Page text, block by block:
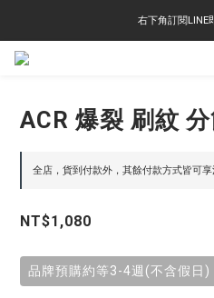
右下角訂閱LINE
右下角訂閱LINE
TS-2618 涼感短T 多版型選擇,涼感優惠
ACR 爆裂 刷紋
全店，貨到付款外，其餘付款方式皆可
NT$1,080
品牌預購約等3-4週(不含假日)